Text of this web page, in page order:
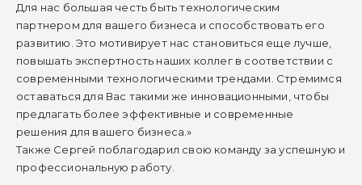
Для нас большая честь быть технологическим
партнером для вашего бизнеса и способствовать его
развитию. Это мотивирует нас становиться еще лучше,
повышать экспертность наших коллег в соответствии с
современными технологическими трендами. Стремимся
оставаться для Вас такими же инновационными, чтобы
предлагать более эффективные и современные
решения для вашего бизнеса.»
Также Сергей поблагодарил свою команду за успешную и
профессиональную работу.